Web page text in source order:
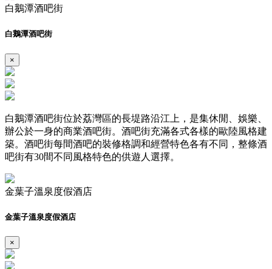
白鵝潭酒吧街
白鵝潭酒吧街
×
白鵝潭酒吧街位於荔灣區的長堤路沿江上，是集休閒、娛樂、
辦公於一身的商業酒吧街。酒吧街充滿各式各樣的歐陸風格建
築。酒吧街每間酒吧的裝修格調和經營特色各有不同，整條酒
吧街有30間不同風格特色的供遊人選擇。
金葉子溫泉度假酒店
金葉子溫泉度假酒店
×